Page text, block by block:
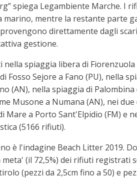
spiega Legambiente Marche.
mentre la restante parte
direttamente dagli
gestione.
spiaggia libera di
Fosso Sejore a Fano (PU), nella
(AN), nella spiaggia di
Musone a Numana (AN), nei
Mare a Porto Sant'Elpidio (FM) e
(5166 rifiuti).
è l'indagine Beach Litter 2019.
meta' (il 72,5%) dei rifiuti
(pezzi da 2,5cm fino a 50) e